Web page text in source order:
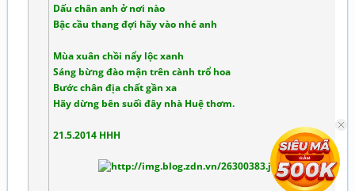
Dấu chân anh ở nơi nào
Bậc cầu thang đợi hãy vào nhé anh
Mùa xuân chồi nẩy lộc xanh
Sáng bừng đào mận trên cành trổ hoa
Bước chân địa chất gần xa
Hãy dừng bên suối đây nhà Huệ thơm.
21.5.2014 HHH